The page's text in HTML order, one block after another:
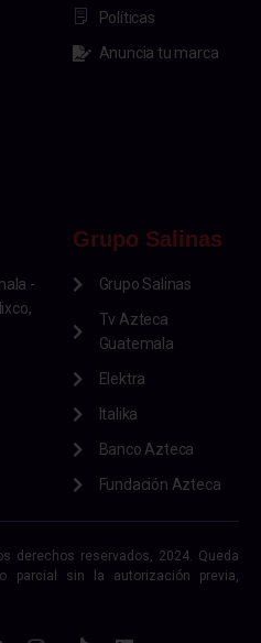
Políticas
Anuncia tu marca
-
Grupo Salinas
Grupo Salinas
Tv Azteca
Guatemala
Elektra
Italika
Banco Azteca
Fundación Azteca
derechos reservados, 2024. Queda
parcial sin la autorización previa,